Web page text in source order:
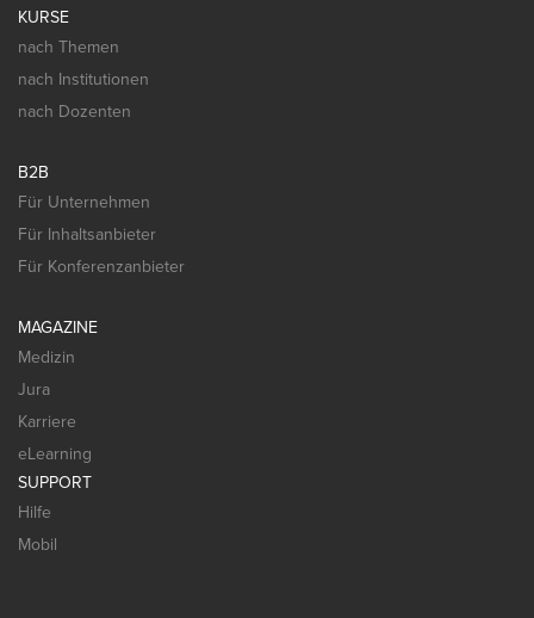
KURSE
nach Themen
nach Institutionen
nach Dozenten
B2B
Für Unternehmen
Für Inhaltsanbieter
Für Konferenzanbieter
MAGAZINE
Medizin
Jura
Karriere
eLearning
SUPPORT
Hilfe
Mobil